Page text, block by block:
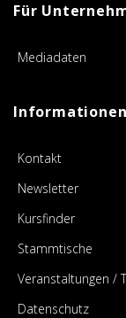
Für
Mediadaten
Informationen
Kontakt
Newsletter
Kursfinder
Stammtische
Veranstaltungen /
Datenschutz